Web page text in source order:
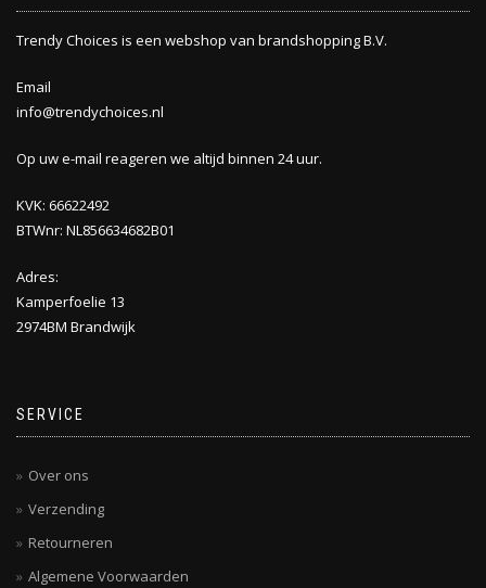
Trendy Choices is een webshop van brandshopping B.V.
Email
info@trendychoices.nl
Op uw e-mail reageren we altijd binnen 24 uur.
KVK: 66622492
BTWnr: NL856634682B01
Adres:
Kamperfoelie 13
2974BM Brandwijk
SERVICE
Over ons
Verzending
Retourneren
Algemene Voorwaarden